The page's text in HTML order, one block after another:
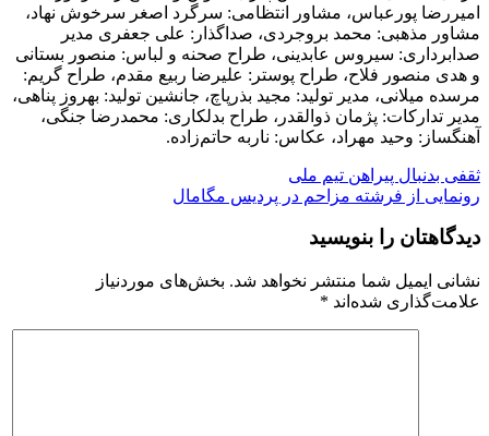
امیررضا پورعباس، مشاور انتظامی: سرگرد اصغر سرخوش نهاد،
مشاور مذهبی: محمد بروجردی، صداگذار: علی جعفری مدیر
صدابرداری: سیروس عابدینی، طراح صحنه و لباس: منصور بستانی
و هدی منصور فلاح، طراح پوستر: علیرضا ربیع مقدم، طراح گریم:
مرسده میلانی، مدیر تولید: مجید بذرپاچ، جانشین تولید: بهروز پناهی،
مدیر تدارکات: پژمان ذوالقدر، طراح بدلکاری: محمدرضا جنگی،
آهنگساز: وحید مهراد، عکاس: ناربه حاتم‌زاده.
راهبری
نوشته
ثقفی بدنبال پیراهن تیم ملی
رونمایی از فرشته مزاحم در پردیس مگامال
دیدگاهتان را بنویسید
نشانی ایمیل شما منتشر نخواهد شد. بخش‌های موردنیاز
علامت‌گذاری شده‌اند *